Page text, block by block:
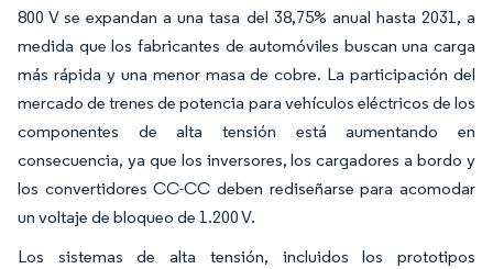
800 V se expandan a una tasa del 38,75% anual hasta 2031, a
medida que los fabricantes de automóviles buscan una carga
más rápida y una menor masa de cobre. La participación del
mercado de trenes de potencia para vehículos eléctricos de los
componentes de alta tensión está aumentando en
consecuencia, ya que los inversores, los cargadores a bordo y
los convertidores CC-CC deben rediseñarse para acomodar
un voltaje de bloqueo de 1.200 V.
Los sistemas de alta tensión, incluidos los prototipos